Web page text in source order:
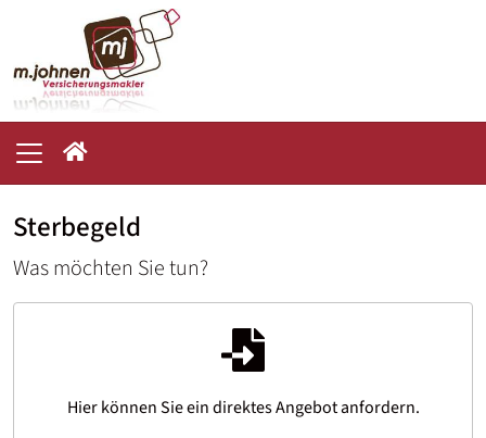
Sterbegeld
Was möchten Sie tun?
Hier können Sie ein direktes Angebot anfordern.